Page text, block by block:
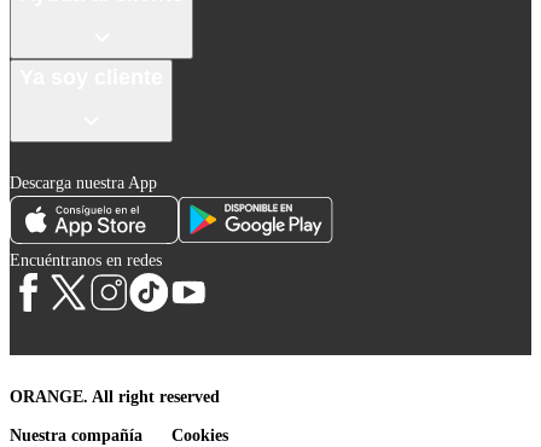
Descarga nuestra App
Encuéntranos en redes
ORANGE. All right reserved
Nuestra compañía Cookies